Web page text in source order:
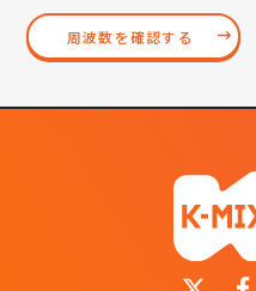
周波数を確認する